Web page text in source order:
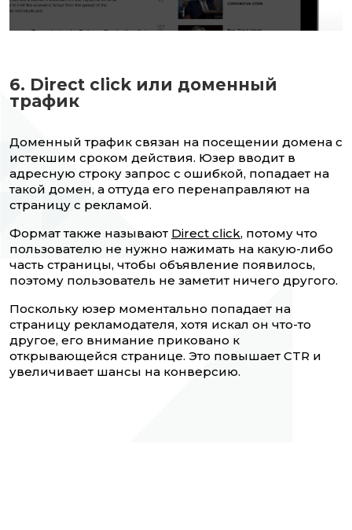
6. Direct click или доменный
трафик
Доменный трафик связан на посещении домена с
истекшим сроком действия. Юзер вводит в
адресную строку запрос с ошибкой, попадает на
такой домен, а оттуда его перенаправляют на
страницу с рекламой.
Формат также называют Direct click, потому что
пользователю не нужно нажимать на какую-либо
часть страницы, чтобы объявление появилось,
поэтому пользователь не заметит ничего другого.
Поскольку юзер моментально попадает на
страницу рекламодателя, хотя искал он что-то
другое, его внимание приковано к
открывающейся странице. Это повышает CTR и
увеличивает шансы на конверсию.